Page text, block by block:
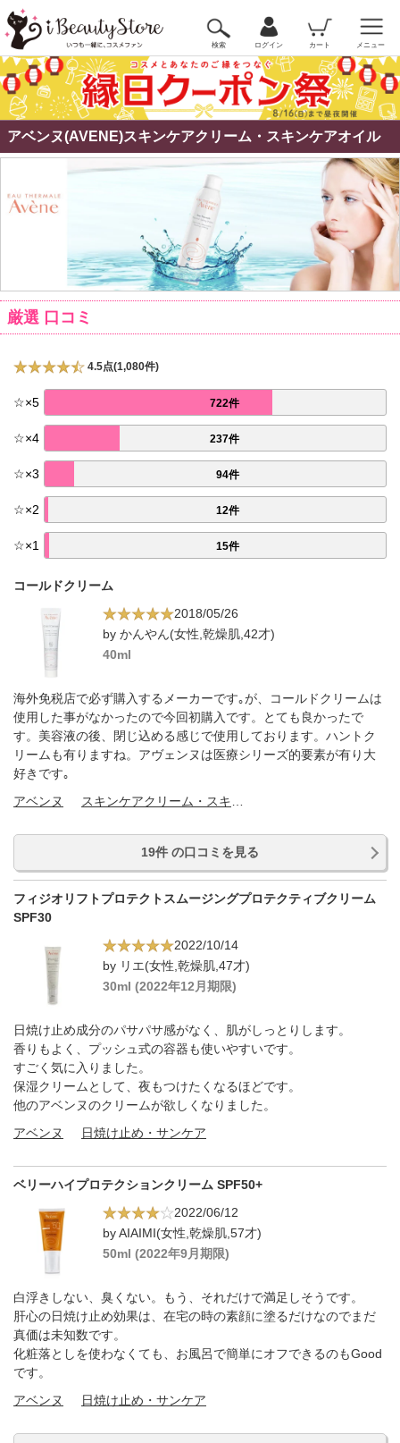
検索 ログイン カート メニュー
アベンヌ(AVENE)スキンケアクリーム・スキンケアオイル
厳選 口コミ
4.5点(1,080件)
☆×5 722件
☆×4 237件
☆×3 94件
☆×2 12件
☆×1 15件
コールドクリーム
2018/05/26
by かんやん(女性,乾燥肌,42才)
40ml
海外免税店で必ず購入するメーカーです｡が、コールドクリームは
使用した事がなかったので今回初購入です。とても良かったで
す。美容液の後、閉じ込める感じで使用しております。ハントク
リームも有りますね。アヴェンヌは医療シリーズ的要素が有り大
好きです｡
アベンヌ
19件 の口コミを見る
フィジオリフトプロテクトスムージングプロテクティブクリーム
SPF30
2022/10/14
by リエ(女性,乾燥肌,47才)
30ml (2022年12月期限)
日焼け止め成分のパサパサ感がなく、肌がしっとりします。
香りもよく、プッシュ式の容器も使いやすいです。
すごく気に入りました。
保湿クリームとして、夜もつけたくなるほどです。
他のアベンヌのクリームが欲しくなりました。
アベンヌ
日焼け止め・サンケア
ベリーハイプロテクションクリーム SPF50+
2022/06/12
by AIAIMI(女性,乾燥肌,57才)
50ml (2022年9月期限)
白浮きしない、臭くない。もう、それだけで満足しそうです。
肝心の日焼け止め効果は、在宅の時の素顔に塗るだけなのでまだ
真価は未知数です。
化粧落としを使わなくても、お風呂で簡単にオフできるのもGood
です。
アベンヌ
日焼け止め・サンケア